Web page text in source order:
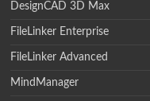
DesignCAD 3D Max
FileLinker Enterprise
FileLinker Advanced
MindManager